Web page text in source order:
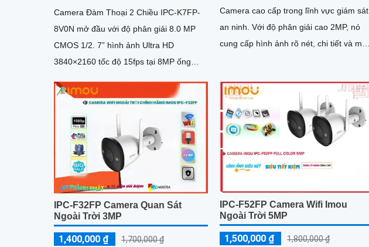
Camera Đàm Thoại 2 Chiều IPC-K7FP-
8V0N mở đầu với độ phân giải 8.0 MP
CMOS 1/2. 7” hình ảnh Ultra HD
3840×2160 tốc độ 15fps tại 8MP ống
ngang...
Camera cao cấp trong lĩnh vực giám sát
an ninh. Với độ phân giải cao 2MP, nó
cung cấp hình ảnh rõ nét, chi tiết và màu
IPC-F32FP Camera Quan Sát
Ngoài Trời 3MP
1,400,000 ₫ 1,700,000 ₫
IPC-F52FP Camera Wifi Imou
Ngoài Trời 5MP
1,500,000 ₫ 1,800,000 ₫